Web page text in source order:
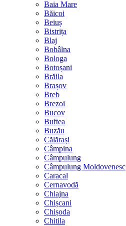
Baia Mare
Băicoi
Beiuș
Bistrița
Blaj
Bobâlna
Bologa
Botoșani
Brăila
Brașov
Breb
Brezoi
Bucov
Buftea
Buzău
Călărași
Câmpina
Câmpulung
Câmpulung Moldovenesc
Caracal
Cernavodă
Chiajna
Chișcani
Chișoda
Chitila